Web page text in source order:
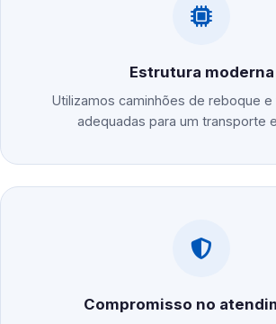
Estrutura moderna
Utilizamos caminhões de reboque
adequadas para um transporte
Compromisso no